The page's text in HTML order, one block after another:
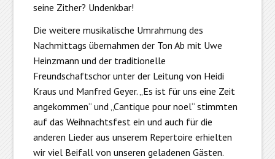
seine Zither? Undenkbar!
Die weitere musikalische Umrahmung des
Nachmittags übernahmen der Ton Ab mit Uwe
Heinzmann und der traditionelle
Freundschaftschor unter der Leitung von Heidi
Kraus und Manfred Geyer. „Es ist für uns eine Zeit
angekommen“ und „Cantique pour noel“ stimmten
auf das Weihnachtsfest ein und auch für die
anderen Lieder aus unserem Repertoire erhielten
wir viel Beifall von unseren geladenen Gästen.